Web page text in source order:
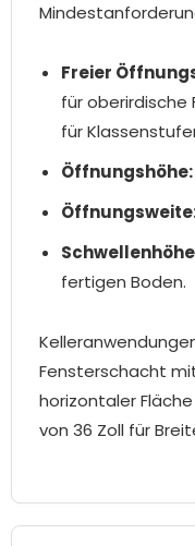
Freier
für oberirdische
für
Öffnungshöhe:
fertigen Boden.
Fensterschacht
horizontaler
von 36 Zoll für